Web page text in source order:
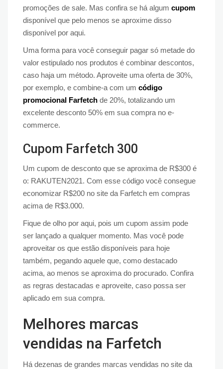
promoções de sale. Mas confira se há algum cupom
disponível que pelo menos se aproxime disso
disponível por aqui.
Uma forma para você conseguir pagar só metade do
valor estipulado nos produtos é combinar descontos,
caso haja um método. Aproveite uma oferta de 30%,
por exemplo, e combine-a com um código
promocional Farfetch de 20%, totalizando um
excelente desconto 50% em sua compra no e-
commerce.
Cupom Farfetch 300
Um cupom de desconto que se aproxima de R$300 é
o: RAKUTEN2021. Com esse código você consegue
economizar R$200 no site da Farfetch em compras
acima de R$3.000.
Fique de olho por aqui, pois um cupom assim pode
ser lançado a qualquer momento. Mas você pode
aproveitar os que estão disponíveis para hoje
também, pegando aquele que, como destacado
acima, ao menos se aproxima do procurado. Confira
as regras destacadas e aproveite, caso possa ser
aplicado em sua compra.
Melhores marcas
vendidas na Farfetch
Há dezenas de grandes marcas vendidas no site da